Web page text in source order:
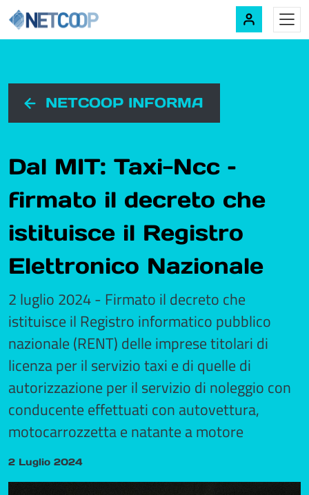
Navigazione principale
NETCOOP INFORMA
Dal MIT: Taxi-Ncc –
firmato il decreto che
istituisce il Registro
Elettronico Nazionale
2 luglio 2024 - Firmato il decreto che
istituisce il Registro informatico pubblico
nazionale (RENT) delle imprese titolari di
licenza per il servizio taxi e di quelle di
autorizzazione per il servizio di noleggio con
conducente effettuati con autovettura,
motocarrozzetta e natante a motore
2 Luglio 2024